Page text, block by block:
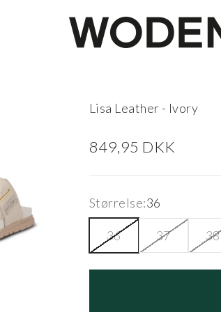
woden.dk
Lisa Leather - Ivory
Salgspris
849,95 DKK
Størrelse:36
36 37 38